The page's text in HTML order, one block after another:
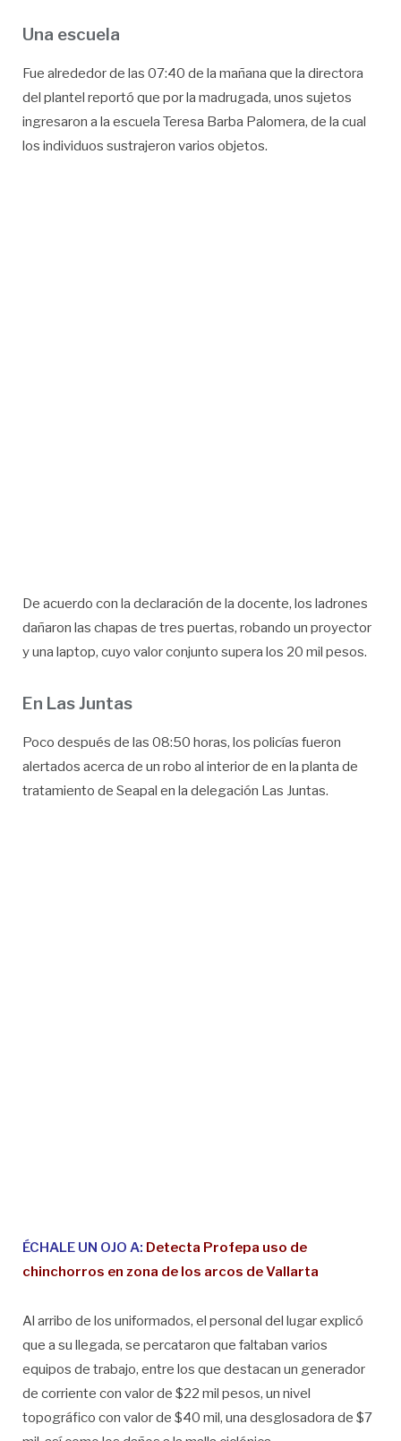
Una escuela
Fue alrededor de las 07:40 de la mañana que la directora
del plantel reportó que por la madrugada, unos sujetos
ingresaron a la escuela Teresa Barba Palomera, de la cual
los individuos sustrajeron varios objetos.
De acuerdo con la declaración de la docente, los ladrones
dañaron las chapas de tres puertas, robando un proyector
y una laptop, cuyo valor conjunto supera los 20 mil pesos.
En Las Juntas
Poco después de las 08:50 horas, los policías fueron
alertados acerca de un robo al interior de en la planta de
tratamiento de Seapal en la delegación Las Juntas.
ÉCHALE UN OJO A: Detecta Profepa uso de
chinchorros en zona de los arcos de Vallarta
Al arribo de los uniformados, el personal del lugar explicó
que a su llegada, se percataron que faltaban varios
equipos de trabajo, entre los que destacan un generador
de corriente con valor de $22 mil pesos, un nivel
topográfico con valor de $40 mil, una desglosadora de $7